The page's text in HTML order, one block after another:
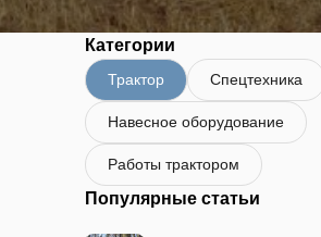
Категории
Трактор Спецтехника
Навесное оборудование
Работы трактором
Популярные статьи